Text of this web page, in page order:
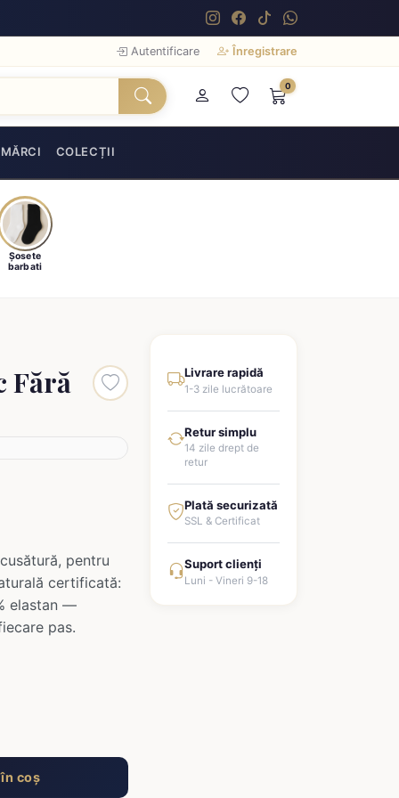
Autentificare Înregistrare
0
MĂRCI COLECȚII
Șosete
barbati
Fără
pentru
certificată:
elastan —
pas.
coș
Livrare rapidă
1-3 zile lucrătoare
Retur simplu
14 zile drept de
retur
Plată securizată
SSL & Certificat
Suport clienți
Luni - Vineri 9-18